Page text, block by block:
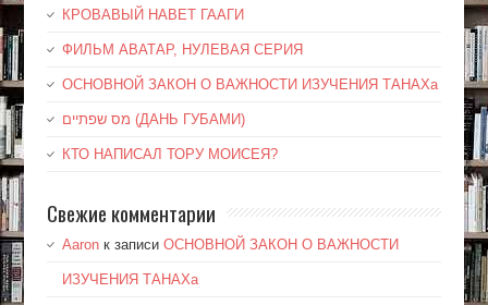
КРОВАВЫЙ НАВЕТ ГААГИ
ФИЛЬМ АВАТАР, НУЛЕВАЯ СЕРИЯ
ОСНОВНОЙ ЗАКОН О ВАЖНОСТИ ИЗУЧЕНИЯ ТАНАХа
מס שפתיים (ДАНЬ ГУБАМИ)
КТО НАПИСАЛ ТОРУ МОИСЕЯ?
Свежие комментарии
Aaronк записи ОСНОВНОЙ ЗАКОН О ВАЖНОСТИ
ИЗУЧЕНИЯ ТАНАХа